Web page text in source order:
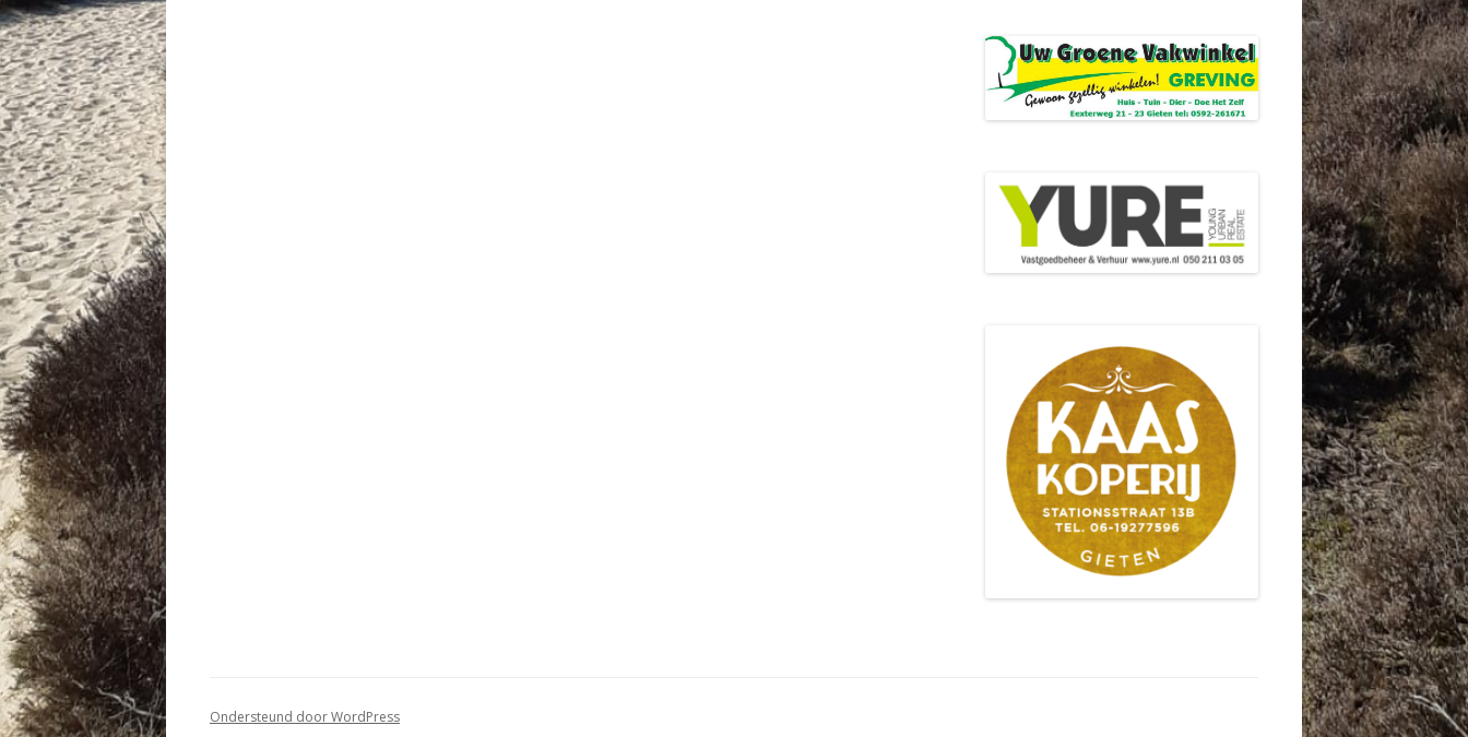
Ondersteund door WordPress